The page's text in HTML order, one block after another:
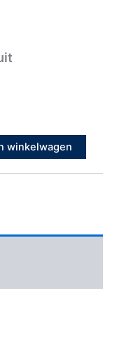
winkelwagen